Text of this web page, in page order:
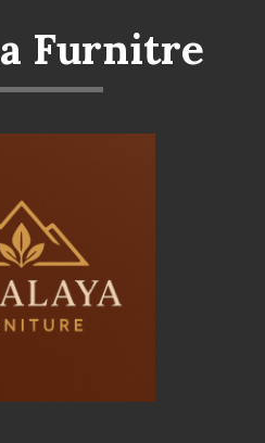
Furnitre